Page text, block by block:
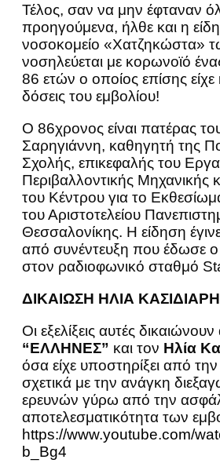
Τέλος, σαν να μην έφταναν
προηγούμενα, ήλθε και η
νοσοκομείο «Χατζηκώστα»
νοσηλεύεται με κορωνοϊό
86 ετών ο οποίος επίσης είχε
δόσεις του εμβολίου!
Ο 86χρονος είναι πατέρας
Σαρηγιάννη, καθηγητή της
Σχολής, επικεφαλής του
Περιβαλλοντικής Μηχανικής
του Κέντρου για το
του Αριστοτελείου
Θεσσαλονίκης. Η είδηση
από συνέντευξη που έδωσε
στον ραδιοφωνικό σταθμό
ΔΙΚΑΙΩΣΗ ΗΛΙΑ ΚΑΣΙΔΙΑΡΗ
Οι εξελίξεις αυτές
“ΕΛΛΗΝΕΣ” και τον Ηλία
όσα είχε υποστηρίξει από
σχετικά με την ανάγκη
ερευνών γύρω από την
αποτελεσματικότητα των
https://www.youtube.com/
b_Bg4